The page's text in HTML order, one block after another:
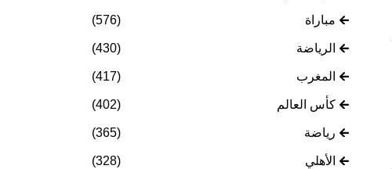
مباراة (576)
الرياضة (430)
المغرب (417)
كأس العالم (402)
رياضة (365)
الأهلي (328)